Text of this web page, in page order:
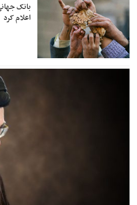
بانک
اعلام کرد